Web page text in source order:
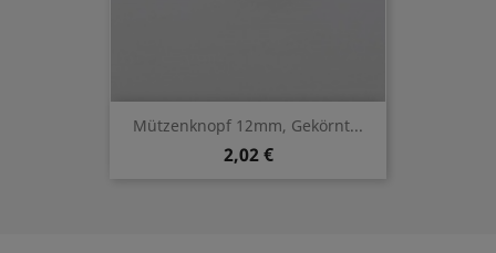
Mützenknopf 12mm, Gekörnt...
2,02 €